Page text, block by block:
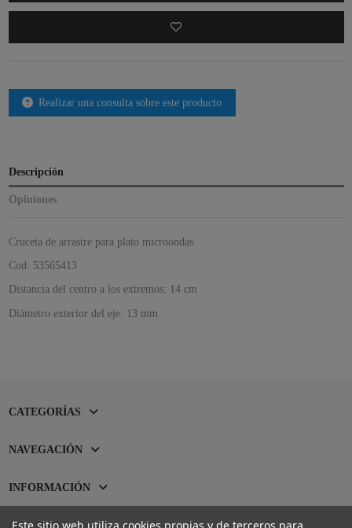
Realizar una consulta sobre este producto
Descripción
Opiniones
Cruceta de arrastre para plato microondas
Cod: 53565413
Distancia del centro a los extremos: 14 cm
Diámetro exterior del eje: 13 mm
CATEGORÍAS
NAVEGACIÓN
INFORMACIÓN